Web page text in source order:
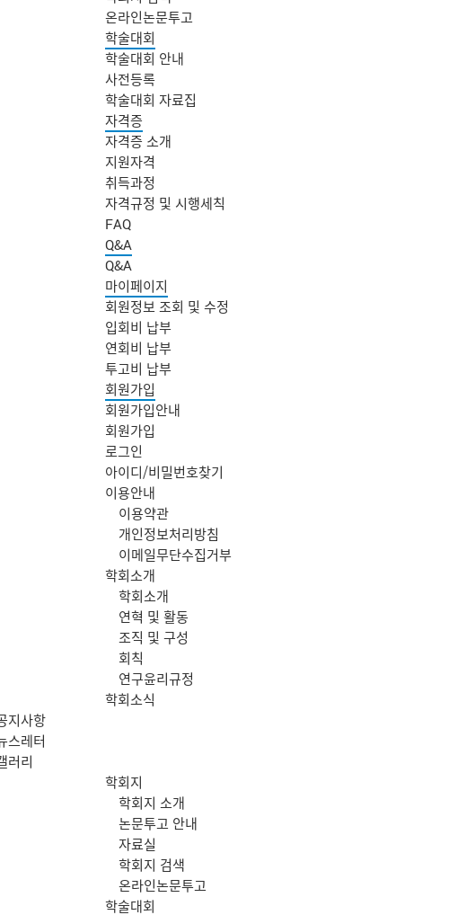
온라인논문투고
학술대회
학술대회 안내
사전등록
학술대회 자료집
자격증
자격증 소개
지원자격
취득과정
자격규정 및 시행세칙
FAQ
Q&A
Q&A
마이페이지
회원정보 조회 및 수정
입회비 납부
연회비 납부
투고비 납부
회원가입
회원가입안내
회원가입
로그인
아이디/비밀번호찾기
이용안내
이용약관
개인정보처리방침
이메일무단수집거부
학회소개
학회소개
연혁 및 활동
조직 및 구성
회칙
연구윤리규정
학회소식
지사항
스레터
러리
학회지
학회지 소개
논문투고 안내
자료실
학회지 검색
온라인논문투고
학술대회